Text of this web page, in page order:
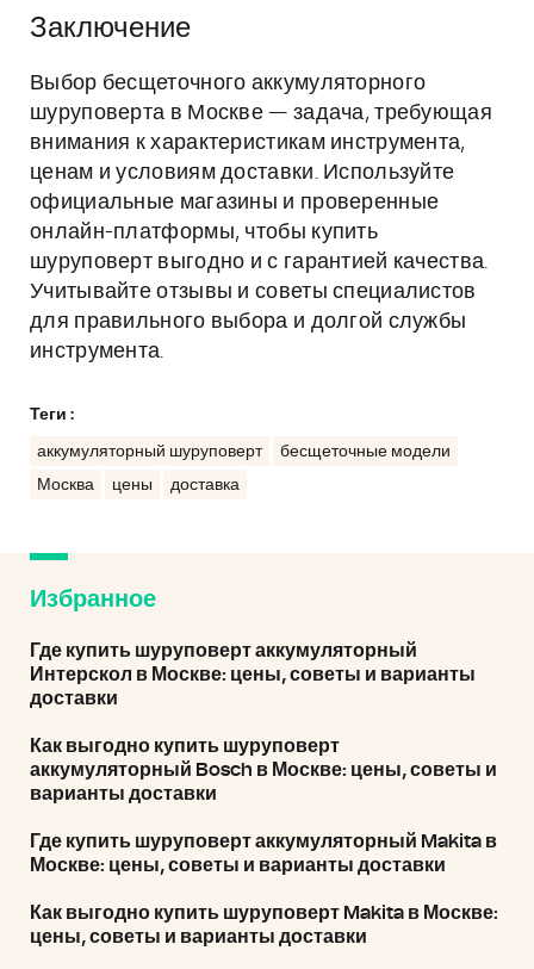
Заключение
Выбор бесщеточного аккумуляторного
шуруповерта в Москве — задача, требующая
внимания к характеристикам инструмента,
ценам и условиям доставки. Используйте
официальные магазины и проверенные
онлайн-платформы, чтобы купить
шуруповерт выгодно и с гарантией качества.
Учитывайте отзывы и советы специалистов
для правильного выбора и долгой службы
инструмента.
Теги :
аккумуляторный шуруповерт
бесщеточные модели
Москва
цены доставка
Избранное
Где купить шуруповерт аккумуляторный
Интерскол в Москве: цены, советы и варианты
доставки
Как выгодно купить шуруповерт
аккумуляторный Bosch в Москве: цены, советы и
варианты доставки
Где купить шуруповерт аккумуляторный Makita в
Москве: цены, советы и варианты доставки
Как выгодно купить шуруповерт Makita в Москве:
цены, советы и варианты доставки